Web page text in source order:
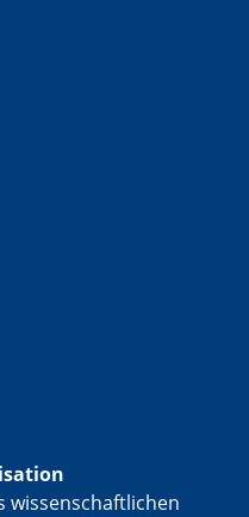
wissenschaftlichen